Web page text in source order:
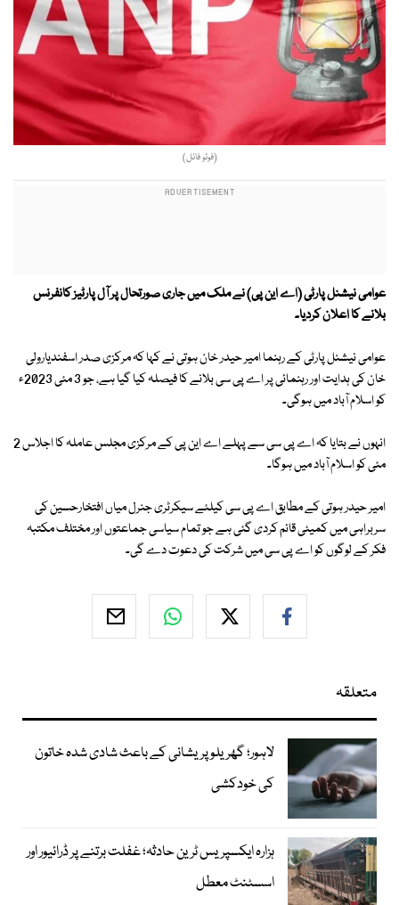
(فوٹو فائل)
عوامی نیشنل پارٹی (اے این پی) نے ملک میں جاری صورتحال پر آل پارٹیز کانفرنس
بلانے کا اعلان کردیا۔
عوامی نیشنل پارٹی کے رہنما امیر حیدر خان ہوتی نے کہا کہ مرکزی صدر اسفندیارولی
خان کی ہدایت اور رہنمائی پر اے پی سی بلانے کا فیصلہ کیا گیا ہے، جو 3 مئی 2023ء
کو اسلام آباد میں ہوگی۔
انہوں نے بتایا کہ اے پی سی سے پہلے اے این پی کے مرکزی مجلس عاملہ کا اجلاس 2
مئی کو اسلام آباد میں ہوگا۔
امیر حیدر ہوتی کے مطابق اے پی سی کیلئے سیکرٹری جنرل میاں افتخارحسین کی
سربراہی میں کمیٹی قائم کردی گئی ہے جو تمام سیاسی جماعتوں اور مختلف مکتبہ
فکر کے لوگوں کو اے پی سی میں شرکت کی دعوت دے گی۔
متعلقہ
لاہور؛ گھریلو پریشانی کے باعث شادی شدہ خاتون
کی خودکشی
ہزارہ ایکسپریس ٹرین حادثہ؛ غفلت برتنے پر ڈرائیور اور
اسسٹنٹ معطل